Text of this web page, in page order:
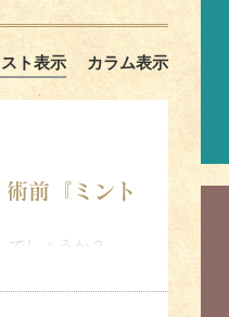
スト表示 カラム表示
前『ミント
しょうか？
失神）になって